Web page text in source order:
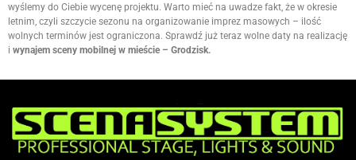
wyślemy do Ciebie wycenę projektu. Warto mieć na uwadze fakt, że w okresie
letnim, czyli szczycie sezonu na organizowanie imprez masowych – ilość
wolnych terminów jest ograniczona. Sprawdź już teraz wolne daty na realizację
i wynajem sceny mobilnej w mieście – Grodzisk.